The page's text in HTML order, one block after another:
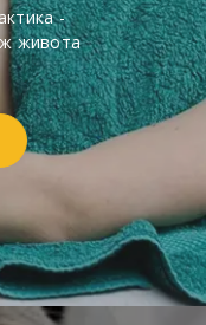
-
живота